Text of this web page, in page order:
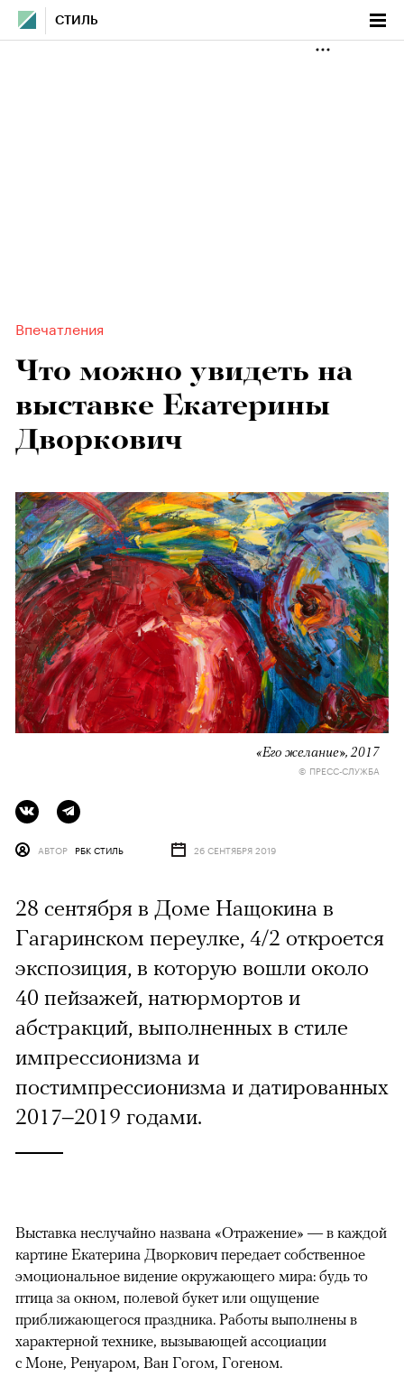
СТИЛЬ
Впечатления
Что можно увидеть на
выставке Екатерины
Дворкович
«Его желание», 2017
© ПРЕСС-СЛУЖБА
АВТОР РБК СТИЛЬ 26 СЕНТЯБРЯ 2019
28 сентября в Доме Нащокина в
Гагаринском переулке, 4/2 откроется
экспозиция, в которую вошли около
40 пейзажей, натюрмортов и
абстракций, выполненных в стиле
импрессионизма и
постимпрессионизма и датированных
2017–2019 годами.
Выставка неслучайно названа «Отражение» — в каждой
картине Екатерина Дворкович передает собственное
эмоциональное видение окружающего мира: будь то
птица за окном, полевой букет или ощущение
приближающегося праздника. Работы выполнены в
характерной технике, вызывающей ассоциации
с Моне, Ренуаром, Ван Гогом, Гогеном.